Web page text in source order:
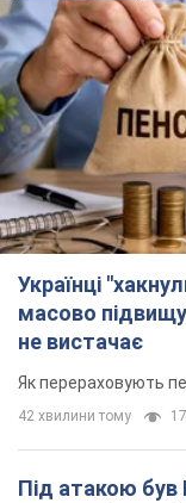
Українці
масово
не вистачає
Як перераховують
42 хвилини тому
Під атакою був